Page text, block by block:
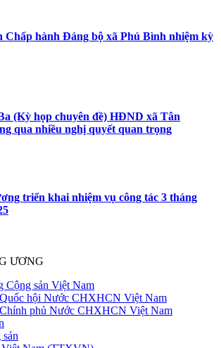
Chấp hành Đảng bộ xã Phú Bình nhiệm kỳ
(Kỳ họp chuyên đề) HĐND xã Tân
qua nhiều nghị quyết quan trọng
triển khai nhiệm vụ công tác 3 tháng
ƯƠNG
sản Việt Nam
hội Nước CHXHCN Việt Nam
phủ Nước CHXHCN Việt Nam